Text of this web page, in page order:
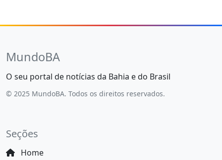
MundoBA
O seu portal de notícias da Bahia e do Brasil
© 2025 MundoBA. Todos os direitos reservados.
Seções
Home